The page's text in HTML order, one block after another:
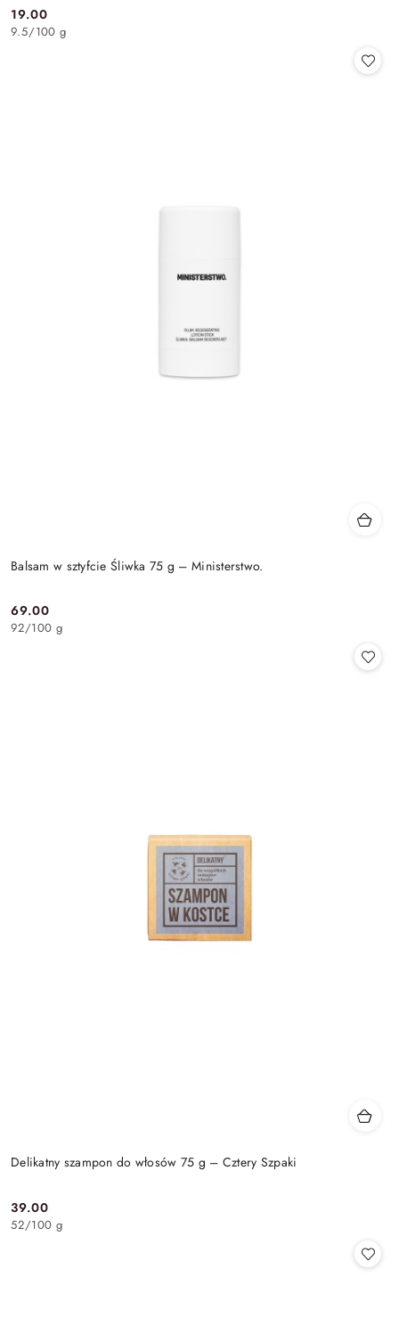
Cena:
19.00
9.5/100 g
Balsam w sztyfcie Śliwka 75 g – Ministerstwo.
Cena:
69.00
92/100 g
Delikatny szampon do włosów 75 g – Cztery Szpaki
Cena:
39.00
52/100 g